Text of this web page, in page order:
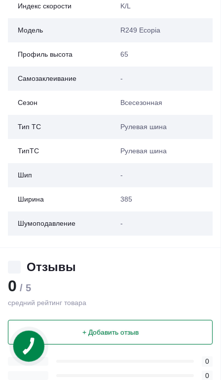
Индекс скорости K/L
Модель R249 Ecopia
Профиль высота 65
Самозаклеивание -
Сезон Всесезонная
Тип ТС Рулевая шина
ТипТС Рулевая шина
Шип -
Ширина 385
Шумоподавление -
Отзывы
0 / 5
средний рейтинг товара
+ Добавить отзыв
0
0